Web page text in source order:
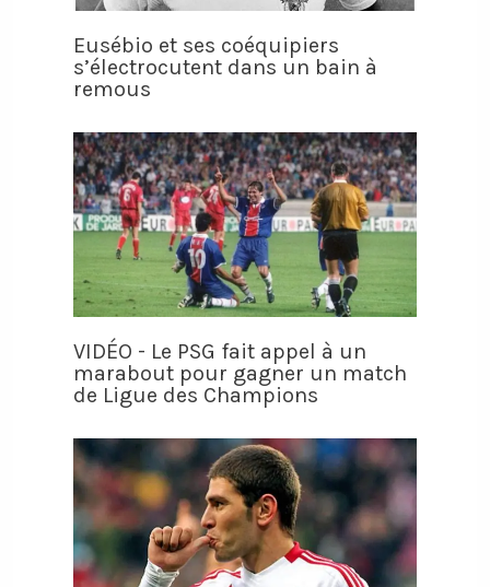
Eusébio et ses coéquipiers
s’électrocutent dans un bain à
remous
VIDÉO - Le PSG fait appel à un
marabout pour gagner un match
de Ligue des Champions